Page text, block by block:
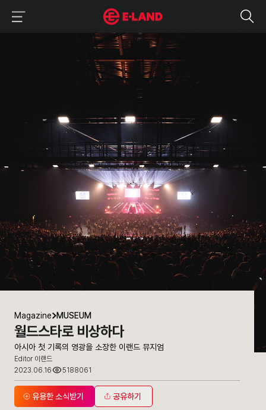
아시아 첫 기록의 영광을 소장한 이랜드 뮤지엄
Magazine MUSEUM
월드스타로 비상하다
아시아 첫 기록의 영광을 소장한 이랜드 뮤지엄
Editor 이랜드
2023.06.16
5188061
유용한 소식받기 공유하기